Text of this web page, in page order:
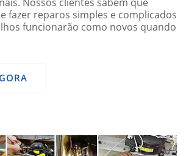
fazer reparos simples e complicados
funcionarão como novos quando